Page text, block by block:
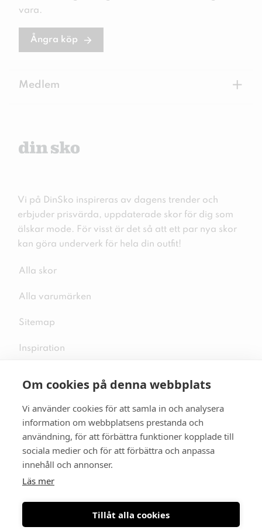
Om cookies på denna webbplats
Vi använder cookies för att samla in och analysera
information om webbplatsens prestanda och
användning, för att förbättra funktioner kopplade till
sociala medier och för att förbättra och anpassa
innehåll och annonser.
Läs mer
Tillåt alla cookies
vara.
Ångra köp
Medlem +
Vi på DinSko inspireras av dagens trender och
erbjuder prisvärda, uppdaterade skor för dig som
älskar mode. För visst är det så att ett par nya skor
kan göra underverk för hela din outfit!
Alla skor
Alla varumärken
Sitemap
Inspiration
Följ oss på sociala medier
Se mer skor: skopunkten.se